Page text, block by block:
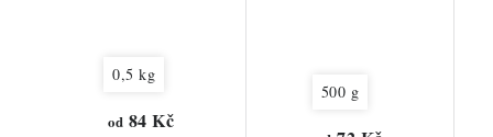
0,5 kg
od 84 Kč
500 g